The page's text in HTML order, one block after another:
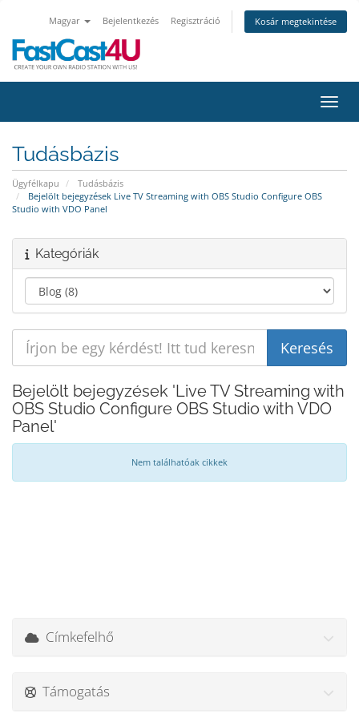
Magyar Bejelentkezés Regisztráció Kosár megtekintése
Tudásbázis
Ügyfélkapu
Tudásbázis
Bejelölt bejegyzések Live TV Streaming with OBS Studio Configure OBS
Studio with VDO Panel
Kategóriák
Bejelölt bejegyzések 'Live TV Streaming with
OBS Studio Configure OBS Studio with VDO
Panel'
Nem találhatóak cikkek
Címkefelhő
Támogatás